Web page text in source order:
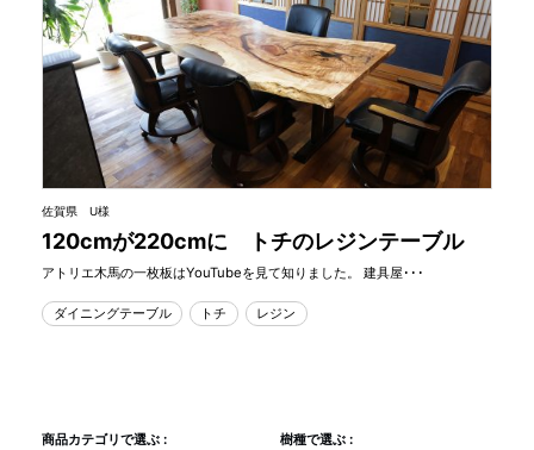
佐賀県 U様
120cmが220cmに トチのレジンテーブル
アトリエ木馬の一枚板はYouTubeを見て知りました。 建具屋･･･
ダイニングテーブル トチ レジン
商品カテゴリで選ぶ : 樹種で選ぶ :